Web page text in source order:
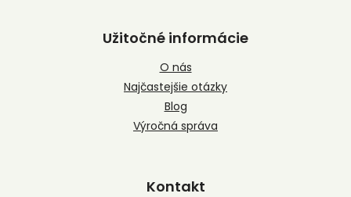
Užitočné informácie
O nás
Najčastejšie otázky
Blog
Výročná správa
Kontakt